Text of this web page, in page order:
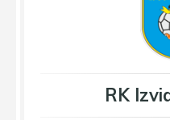
RK